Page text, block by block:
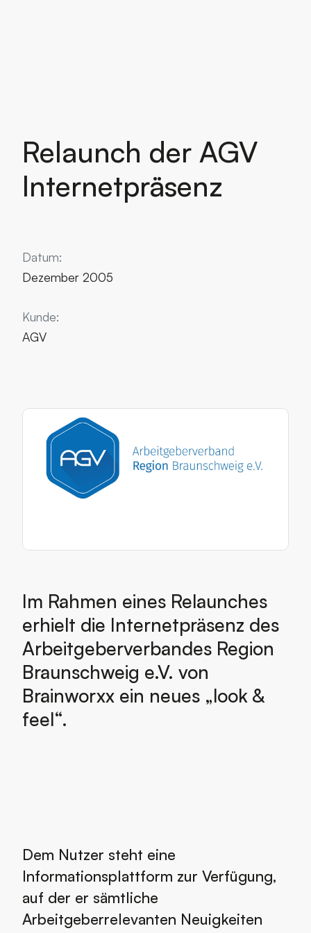
Relaunch der AGV
Internetpräsenz
Datum:
Dezember 2005
Kunde:
AGV
Im Rahmen eines Relaunches
erhielt die Internetpräsenz des
Arbeitgeberverbandes Region
Braunschweig e.V. von
Brainworxx ein neues „look &
feel“.
Dem Nutzer steht eine
Informationsplattform zur Verfügung,
auf der er sämtliche
Arbeitgeberrelevanten Neuigkeiten